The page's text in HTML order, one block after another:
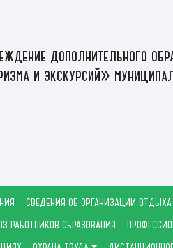
дополнительного
и экскурсий»
СВЕДЕНИЯ ОБ ОРГАНИЗАЦИИ
РАБОТНИКОВ ОБРАЗОВАНИЯ